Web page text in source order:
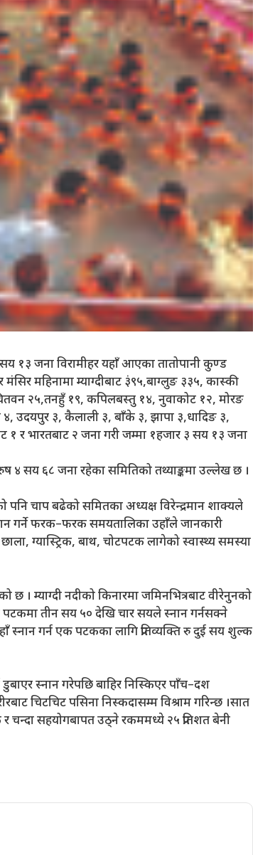
सय १३ जना विरामीहर यहाँ आएका तातोपानी कुण्ड
महिनामा म्याग्दीबाट ३ं९५,बाग्लुङ ३३५, कास्की
२५,तनहुँ १९, कपिलबस्तु १४, नुवाकोट १२, मोरङ
४, उदयपुर ३, कैलाली ३, बाँके ३, झापा ३,धादिङ ३,
१ र भारतबाट २ जना गरी जम्मा १हजार ३ सय १३ जना
४ सय ६८ जना रहेका समितिको तथ्याङ्कमा उल्लेख छ ।
पनि चाप बढेको समितका अध्यक्ष विरेन्द्रमान शाक्यले
गर्ने फरक–फरक समयतालिका उहाँले जानकारी
ग्यास्ट्रिक, बाथ, चोटपटक लागेको स्वास्थ्य समस्या
। म्याग्दी नदीको किनारमा जमिनभित्रबाट वीरेनुनको
पटकमा तीन सय ५० देखि चार सयले स्नान गर्नसक्ने
स्नान गर्न एक पटकका लागि प्रतिव्यक्ति रु दुई सय शुल्क
स्नान गरेपछि बाहिर निस्किएर पाँच–दश
चिटचिट पसिना निस्कदासम्म विश्राम गरिन्छ ।सात
चन्दा सहयोगबापत उठ्ने रकममध्ये २५ प्रतिशत बेनी